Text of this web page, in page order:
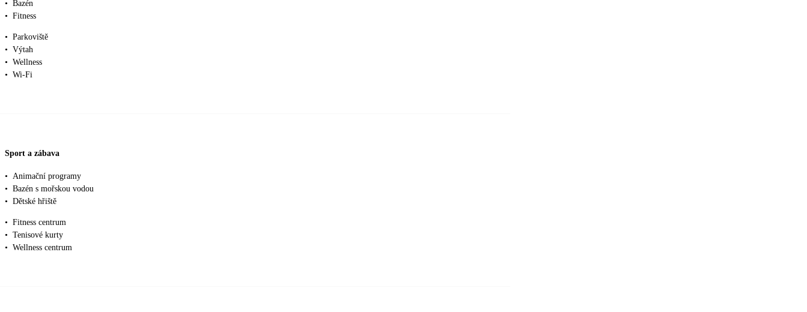
• Bazén
• Fitness
• Parkoviště
• Výtah
• Wellness
• Wi-Fi
Sport a zábava
•
Animační programy
• Bazén s mořskou vodou
• Dětské hřiště
• Fitness centrum
• Tenisové kurty
• Wellness centrum